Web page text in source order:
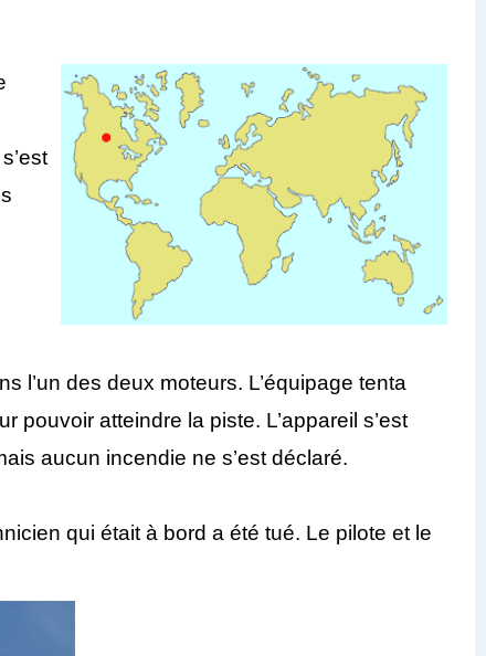
l’un des deux moteurs. L’équipage tenta
pouvoir atteindre la piste. L’appareil s’est
aucun incendie ne s’est déclaré.
qui était à bord a été tué. Le pilote et le